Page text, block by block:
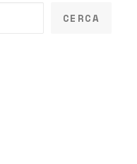
CERCA